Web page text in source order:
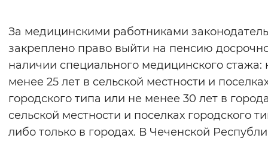
Цвет сайта
Монохромный Инверсивный
Синий фон
Изображения
За медицинскими работниками
закреплено право выйти на пенсию
наличии специального медицинского стажа:
менее 25 лет в сельской местности и
городского типа или не менее 30 лет в
сельской местности и поселках городского
либо только в городах. В Чеченской